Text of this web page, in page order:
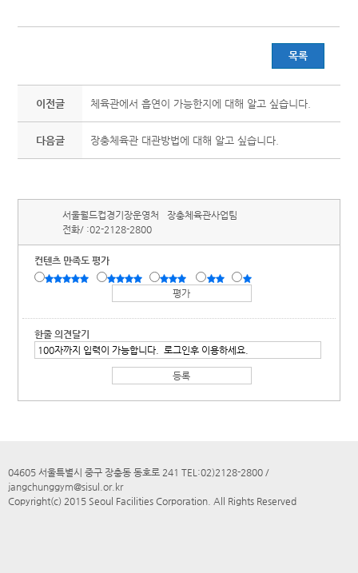
목록
이전글 체육관에서 흡연이 가능한지에 대해 알고 싶습니다.
다음글 장충체육관 대관방법에 대해 알고 싶습니다.
서울월드컵경기장운영처
장충체육관사업팀
전화/ :02-2128-2800
컨텐츠 만족도 평가
한줄 의견달기
04605 서울특별시 중구 장충동 동호로 241 TEL:02)2128-2800 /
jangchunggym@sisul.or.kr
Copyright(c) 2015 Seoul Facilities Corporation. All Rights Reserved